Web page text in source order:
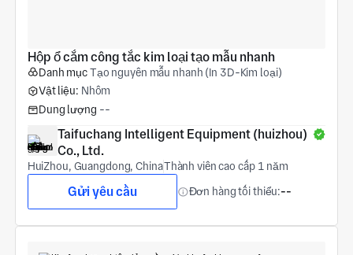
Hộp ổ cắm công tắc kim loại tạo mẫu nhanh
Danh mụcTạo nguyên mẫu nhanh (In 3D-Kim loại)
Vật liệu: Nhôm
Dung lượng --
Taifuchang Intelligent Equipment (huizhou)
Co., Ltd.
HuiZhou, Guangdong, ChinaThành viên cao cấp 1 năm
Gửi yêu cầu Đơn hàng tối thiểu:--